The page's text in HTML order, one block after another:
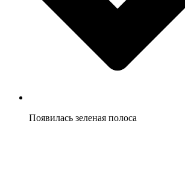
Появилась зеленая полоса